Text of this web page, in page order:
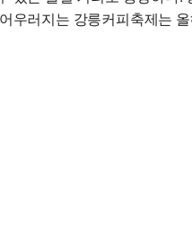
우러지는 강릉커피축제는